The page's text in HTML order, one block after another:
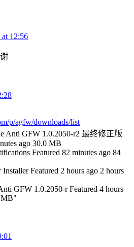
12:56
p/agfw/downloads/list
Anti GFW 1.0.2050-r2 最终修正版
ago 30.0 MB
Featured 82 minutes ago 84
Installer Featured 2 hours ago 2 hours
GFW 1.0.2050-r Featured 4 hours
MB"